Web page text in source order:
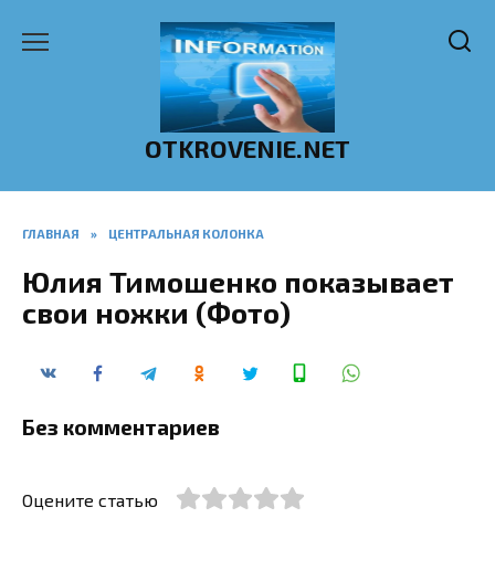
OTKROVENIE.NET
ГЛАВНАЯ » ЦЕНТРАЛЬНАЯ КОЛОНКА
Юлия Тимошенко показывает
свои ножки (Фото)
Без комментариев
Оцените статью